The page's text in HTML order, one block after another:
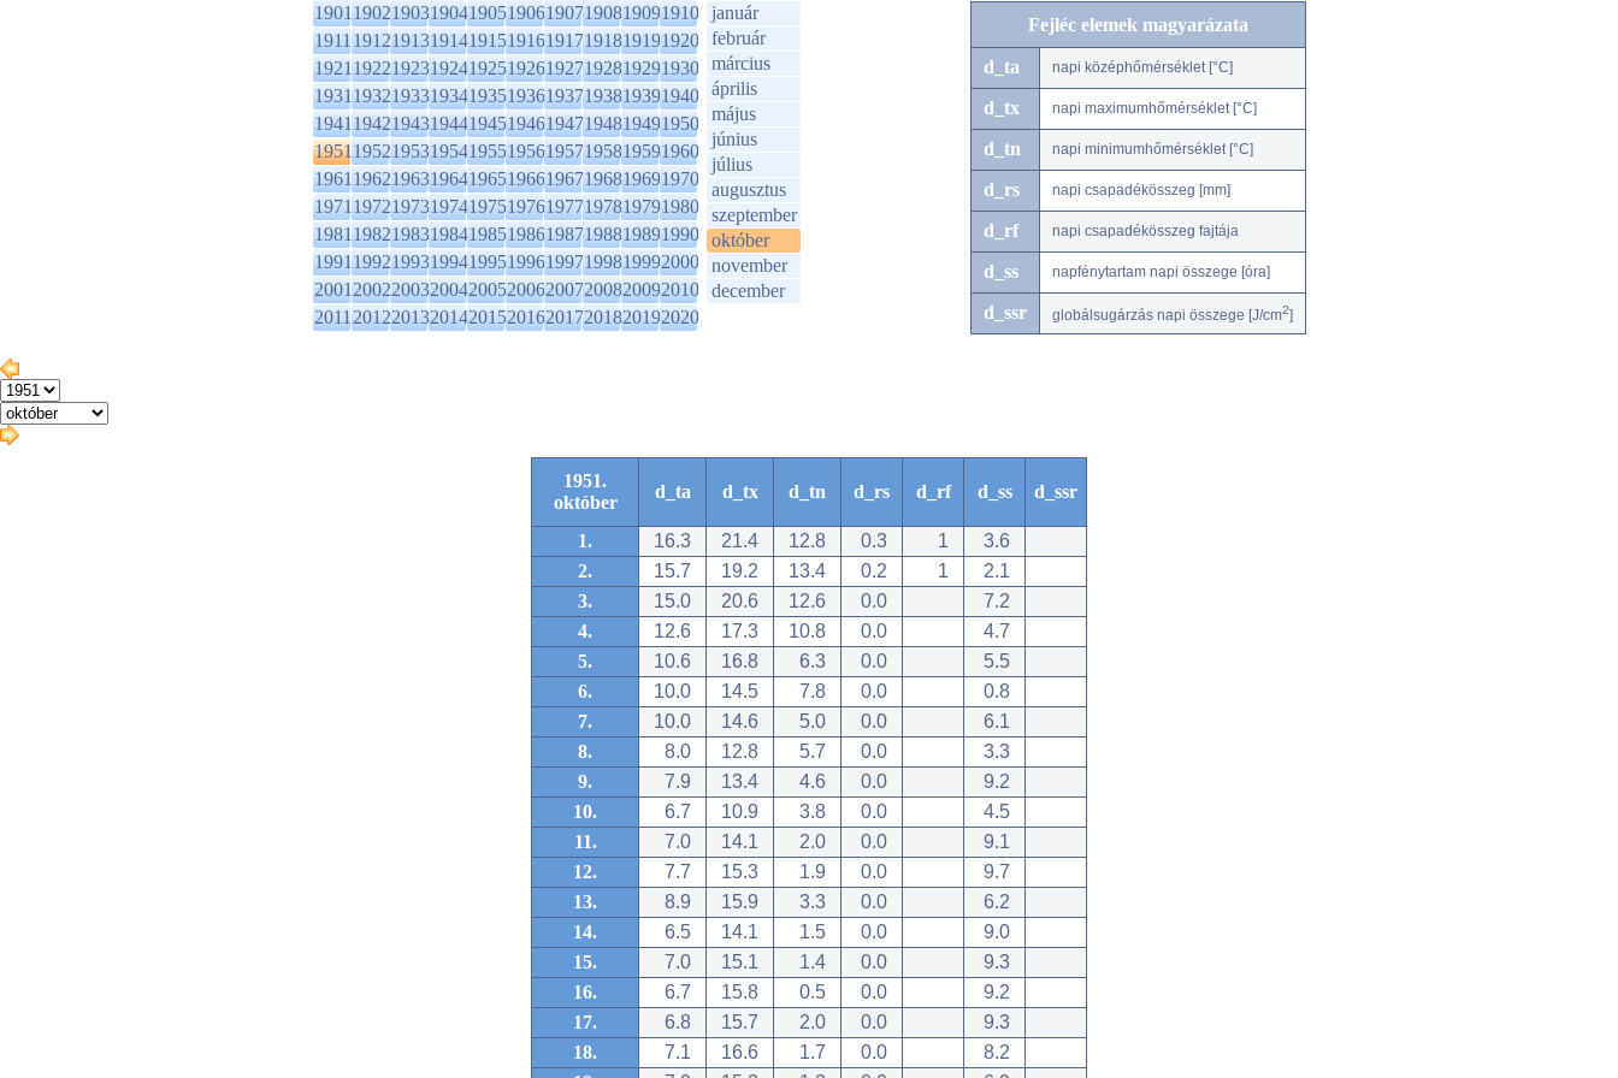
1901190219031904190519061907190819091910
1911191219131914191519161917191819191920
1921192219231924192519261927192819291930
1931193219331934193519361937193819391940
1941194219431944194519461947194819491950
1951195219531954195519561957195819591960
1961196219631964196519661967196819691970
1971197219731974197519761977197819791980
1981198219831984198519861987198819891990
1991199219931994199519961997199819992000
2001200220032004200520062007200820092010
2011201220132014201520162017201820192020
január
február
március
április
május
június
július
augusztus
szeptember
október
november
december
Fejléc elemek magyarázata
d_ta napi középhőmérséklet [°C]
d_tx napi maximumhőmérséklet [°C]
d_tn napi minimumhőmérséklet [°C]
d_rs napi csapadékösszeg [mm]
d_rf napi csapadékösszeg fajtája
d_ss napfénytartam napi összege [óra]
d_ssr globálsugárzás napi összege [J/cm2]
1951.
október
d_ta d_tx d_tn d_rs d_rf d_ss d_ssr
1. 16.3 21.4 12.8 0.3 1
3.6
2.
15.7 19.2 13.4 0.2 1
2.1
3.
15.0 20.6 12.6 0.0
7.2
4.
12.6 17.3 10.8 0.0
4.7
5.
10.6 16.8 6.3 0.0
5.5
6.
10.0 14.5 7.8 0.0
0.8
7.
10.0 14.6 5.0 0.0
6.1
8.
8.0 12.8 5.7 0.0
3.3
9.
7.9 13.4 4.6 0.0
9.2
10.
6.7 10.9 3.8 0.0
4.5
11.
7.0 14.1 2.0 0.0
9.1
12.
7.7 15.3 1.9 0.0
9.7
13.
8.9 15.9 3.3 0.0
6.2
14.
6.5 14.1 1.5 0.0
9.0
15.
7.0 15.1 1.4 0.0
9.3
16.
6.7 15.8 0.5 0.0
9.2
17.
6.8 15.7 2.0 0.0
9.3
18.
7.1 16.6 1.7 0.0
8.2